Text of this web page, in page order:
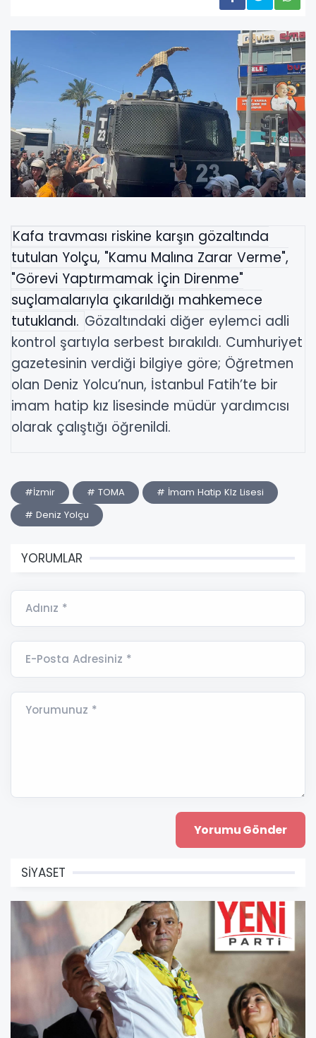
Kafa travması riskine karşın gözaltında
tutulan Yolçu, "Kamu Malına Zarar Verme",
"Görevi Yaptırmamak İçin Direnme"
suçlamalarıyla çıkarıldığı mahkemece
tutuklandı. Gözaltındaki diğer eylemci adli
kontrol şartıyla serbest bırakıldı. Cumhuriyet
gazetesinin verdiği bilgiye göre; Öğretmen
olan Deniz Yolcu’nun, İstanbul Fatih’te bir
imam hatip kız lisesinde müdür yardımcısı
olarak çalıştığı öğrenildi.
#İzmir # TOMA
# İmam Hatip KIz Lisesi
# Deniz Yolçu
YORUMLAR
Adınız *
E-Posta Adresiniz *
Yorumunuz *
SİYASET